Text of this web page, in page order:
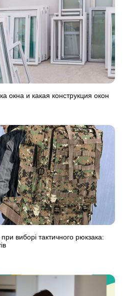
окна и какая конструкция окон
виборі тактичного рюкзака: